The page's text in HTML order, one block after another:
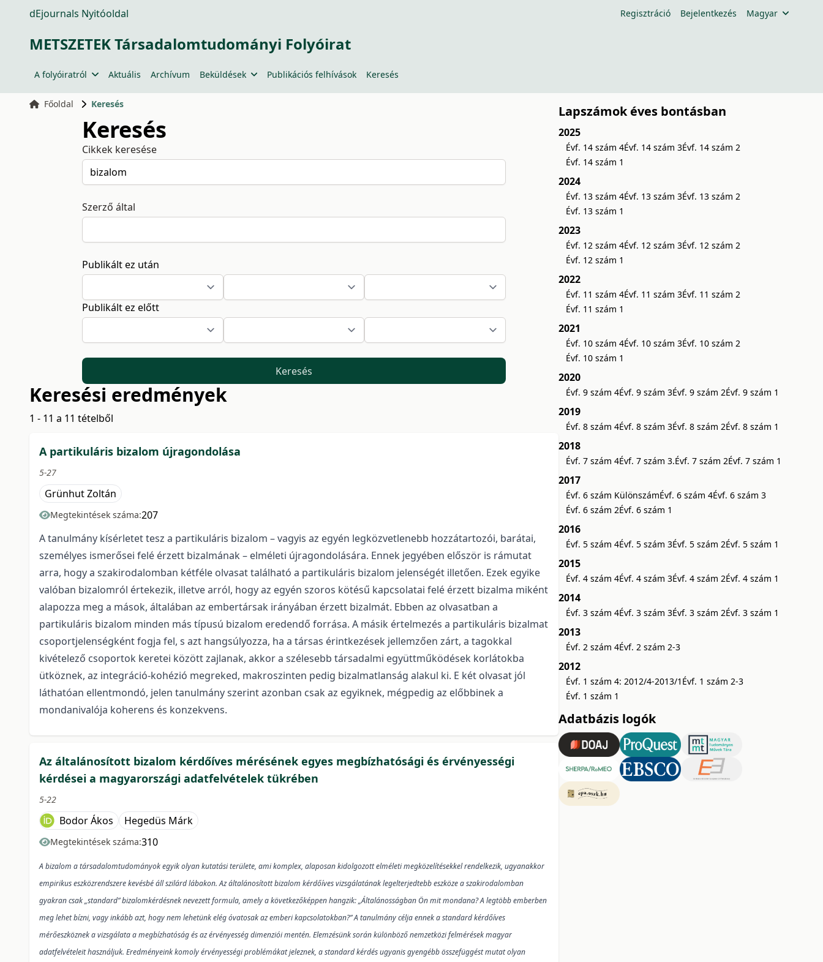
dEjournals Nyitóoldal Regisztráció Bejelentkezés Magyar
METSZETEK Társadalomtudományi Folyóirat
A folyóiratról Aktuális Archívum Beküldések Publikációs felhívások Keresés
Főoldal Keresés
Keresés
Cikkek keresése
Szerző által
Publikált ez után
Publikált ez előtt
Keresés
Keresési eredmények
1 - 11 a 11 tételből
A partikuláris bizalom újragondolása
5-27
Grünhut Zoltán
Megtekintések száma:207
A tanulmány kísérletet tesz a partikuláris bizalom – vagyis az egyén legközvetlenebb hozzátartozói, barátai,
személyes ismerősei felé érzett bizalmának – elméleti újragondolására. Ennek jegyében először is rámutat
arra, hogy a szakirodalomban kétféle olvasat található a partikuláris bizalom jelenségét illetően. Ezek egyike
valóban bizalomról értekezik, illetve arról, hogy az egyén szoros kötésű kapcsolatai felé érzett bizalma miként
alapozza meg a mások, általában az embertársak irányában érzett bizalmát. Ebben az olvasatban a
partikuláris bizalom minden más típusú bizalom eredendő forrása. A másik értelmezés a partikuláris bizalmat
csoportjelenségként fogja fel, s azt hangsúlyozza, ha a társas érintkezések jellemzően zárt, a tagokkal
kivételező csoportok keretei között zajlanak, akkor a szélesebb társadalmi együttműködések korlátokba
ütköznek, az integráció-kohézió megreked, makroszinten pedig bizalmatlanság alakul ki. E két olvasat jól
láthatóan ellentmondó, jelen tanulmány szerint azonban csak az egyiknek, mégpedig az előbbinek a
mondanivalója koherens és konzekvens.
Az általánosított bizalom kérdőíves mérésének egyes megbízhatósági és érvényességi
kérdései a magyarországi adatfelvételek tükrében
5-22
Bodor Ákos Hegedüs Márk
Megtekintések száma:310
A bizalom a társadalomtudományok egyik olyan kutatási területe, ami komplex, alaposan kidolgozott elméleti megközelítésekkel rendelkezik, ugyanakkor
empirikus eszközrendszere kevésbé áll szilárd lábakon. Az általánosított bizalom kérdőíves vizsgálatának legelterjedtebb eszköze a szakirodalomban
gyakran csak „standard” bizalomkérdésnek nevezett formula, amely a következőképpen hangzik: „Általánosságban Ön mit mondana? A legtöbb emberben
meg lehet bízni, vagy inkább azt, hogy nem lehetünk elég óvatosak az emberi kapcsolatokban?” A tanulmány célja ennek a standard kérdőíves
mérőeszköznek a vizsgálata a megbízhatóság és az érvényesség dimenziói mentén. Elemzésünk során különböző nemzetközi felmérések magyar
adatfelvételeit használjuk. Eredményeink komoly érvényességi problémákat jeleznek, a standard kérdés ugyanis gyengébb összefüggést mutat olyan
Lapszámok éves bontásban
2025
Évf. 14 szám 4Évf. 14 szám 3Évf. 14 szám 2
Évf. 14 szám 1
2024
Évf. 13 szám 4Évf. 13 szám 3Évf. 13 szám 2
Évf. 13 szám 1
2023
Évf. 12 szám 4Évf. 12 szám 3Évf. 12 szám 2
Évf. 12 szám 1
2022
Évf. 11 szám 4Évf. 11 szám 3Évf. 11 szám 2
Évf. 11 szám 1
2021
Évf. 10 szám 4Évf. 10 szám 3Évf. 10 szám 2
Évf. 10 szám 1
2020
Évf. 9 szám 4Évf. 9 szám 3Évf. 9 szám 2Évf. 9 szám 1
2019
Évf. 8 szám 4Évf. 8 szám 3Évf. 8 szám 2Évf. 8 szám 1
2018
Évf. 7 szám 4Évf. 7 szám 3.Évf. 7 szám 2Évf. 7 szám 1
2017
Évf. 6 szám KülönszámÉvf. 6 szám 4Évf. 6 szám 3
Évf. 6 szám 2Évf. 6 szám 1
2016
Évf. 5 szám 4Évf. 5 szám 3Évf. 5 szám 2Évf. 5 szám 1
2015
Évf. 4 szám 4Évf. 4 szám 3Évf. 4 szám 2Évf. 4 szám 1
2014
Évf. 3 szám 4Évf. 3 szám 3Évf. 3 szám 2Évf. 3 szám 1
2013
Évf. 2 szám 4Évf. 2 szám 2-3
2012
Évf. 1 szám 4: 2012/4-2013/1 Évf. 1 szám 2-3
Évf. 1 szám 1
Adatbázis logók